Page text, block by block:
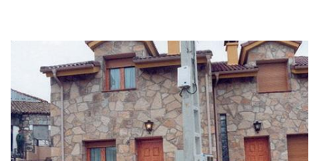
中
加/
删
除
库